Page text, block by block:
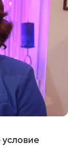
условие